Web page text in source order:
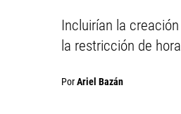
Incluirían la
la restricción de
PorAriel Bazán